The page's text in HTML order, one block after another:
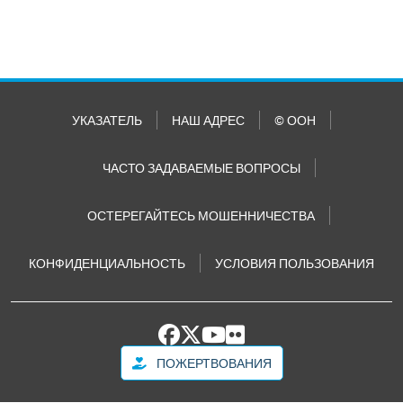
УКАЗАТЕЛЬ НАШ АДРЕС © ООН
ЧАСТО ЗАДАВАЕМЫЕ ВОПРОСЫ
ОСТЕРЕГАЙТЕСЬ МОШЕННИЧЕСТВА
КОНФИДЕНЦИАЛЬНОСТЬ УСЛОВИЯ ПОЛЬЗОВАНИЯ
ПОЖЕРТВОВАНИЯ